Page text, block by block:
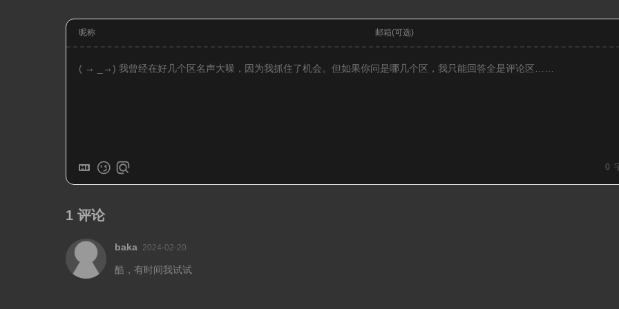
昵称 邮箱(可选)
0
1评论
baka 2024-02-20
酷，有时间我试试